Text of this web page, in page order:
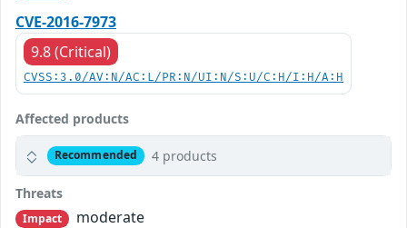
CVE-2016-7973
9.8 (Critical)
CVSS:3.0/AV:N/AC:L/PR:N/UI:N/S:U/C:H/I:H/A:H
Affected products
Recommended 4 products
Threats
Impact
moderate